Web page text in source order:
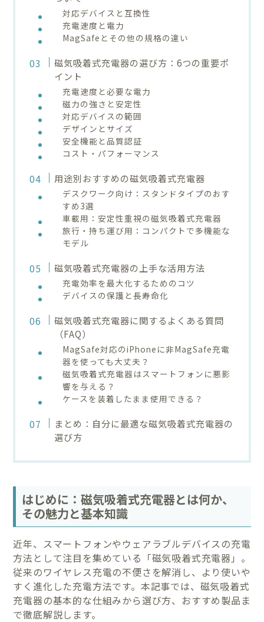
対応デバイスと互換性
充電速度と電力
MagSafeとその他の規格の違い
磁気吸着式充電器の選び方：6つの重要ポ
イント
充電速度と必要な電力
磁力の強さと安定性
対応デバイスの範囲
デザインとサイズ
安全機能と品質認証
コスト・パフォーマンス
用途別おすすめの磁気吸着式充電器
デスクワーク向け：スタンドタイプのおす
すめ3選
車載用：安定性重視の磁気吸着式充電器
旅行・持ち運び用：コンパクトで多機能な
モデル
磁気吸着式充電器の上手な活用方法
充電効率を最大化するためのコツ
デバイスの保護と長寿命化
磁気吸着式充電器に関するよくある質問
（FAQ）
MagSafe対応のiPhoneに非MagSafe充電
器を使っても大丈夫？
磁気吸着式充電器はスマートフォンに悪影
響を与える？
ケースを装着したまま使用できる？
まとめ：自分に最適な磁気吸着式充電器の
選び方
はじめに：磁気吸着式充電器とは何か、
その魅力と基本知識
近年、スマートフォンやウェアラブルデバイスの充電
方法として注目を集めている「磁気吸着式充電器」。
従来のワイヤレス充電の不便さを解消し、より使いや
すく進化した充電方法です。本記事では、磁気吸着式
充電器の基本的な仕組みから選び方、おすすめ製品ま
で徹底解説します。